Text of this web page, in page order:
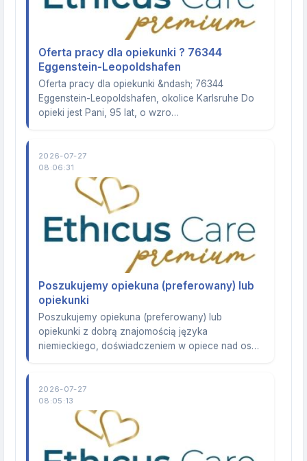
Oferta pracy dla opiekunki ? 76344
Eggenstein-Leopoldshafen
Oferta pracy dla opiekunki &ndash; 76344
Eggenstein-Leopoldshafen, okolice Karlsruhe Do
opieki jest Pani, 95 lat, o wzro…
2026-07-27
08:06:31
Poszukujemy opiekuna (preferowany) lub
opiekunki
Poszukujemy opiekuna (preferowany) lub
opiekunki z dobrą znajomością języka
niemieckiego, doświadczeniem w opiece nad os…
2026-07-27
08:05:13